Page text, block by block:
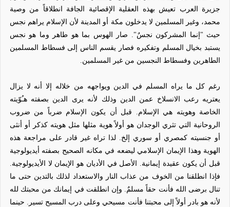
جزيرة العرب تعيش بهذه العقلية الإقصائية الجافة انطلاقاً من وصية
محمد، وغير المسلمين لا يدخلون مكة أو المدينة لأن الإسلام يراهم نجس
حيث "إنما المشركون نجسٌ". صار الهوس بما هو طاهر وما هو نجس
يستبد بخيال المسلم وتفكيره فصار يقسم الناس إلى فسطاط المسلمين
الطاهرين وفسطاط النجسين من غير المسلمين.
رغم كل ما يراه المسلم في الدين ويواجهه من خلاله إلا أنه لا يزال
يعتريه رعب الانسلاخ عمن الدين وذلك لأنه يرى الدين بصفته هـُوّيته
الخاصة وهويته هي الإسلام. قبل أن يكون الإسلام ضرباً من ضروب
الروحانية التي تثري الوجدان هو أولاً هوية مثلها مثل هويته كذكر أو أنثى
أو جنسيته كمصري أو سوري إلخ. لذا تراه غير قادر على مراجعة هذه
الهوية وهذا الإيمان الإسلامي ليضعه في مكانه الصحيح بصفته أيديولوجية
قبل أن يكون عقيدة إيمانية. الأصل في الأديان هو الإيمان لا الأيديولوجية.
فإذا انطلقنا من الخوف من عذاب النار والاستعداد لذلك بالتدين حتى ما
تنال برضى الله فأنت حقاً مسلمٌ. وإن انطلقت في إيمانك من محبتك لله
لأنه هو بادر أولاً إلى محبتنا فأنت مسيحي وعلى درب المسيح تسير. حينما